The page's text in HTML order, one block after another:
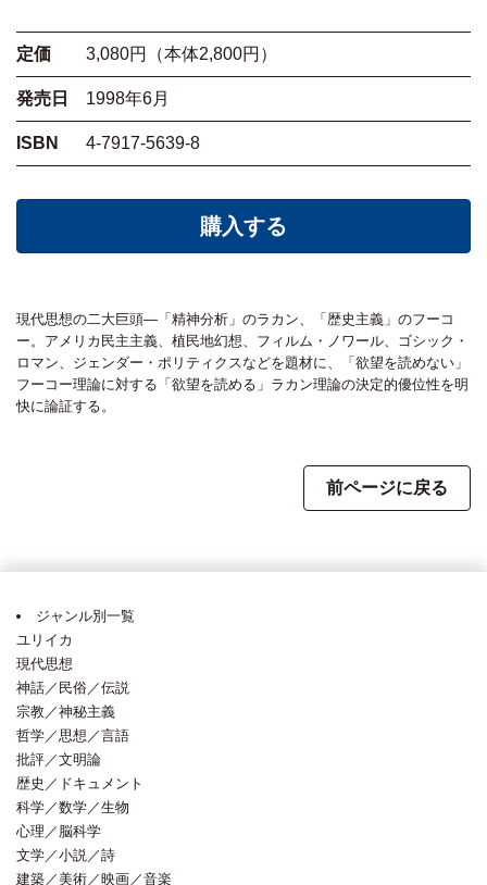
定価 3,080円（本体2,800円）
発売日 1998年6月
ISBN 4-7917-5639-8
購入する
現代思想の二大巨頭―「精神分析」のラカン、「歴史主義」のフーコ
ー。アメリカ民主主義、植民地幻想、フィルム・ノワール、ゴシック・
ロマン、ジェンダー・ポリティクスなどを題材に、「欲望を読めない」
フーコー理論に対する「欲望を読める」ラカン理論の決定的優位性を明
快に論証する。
前ページに戻る
ジャンル別一覧
ユリイカ
現代思想
神話／民俗／伝説
宗教／神秘主義
哲学／思想／言語
批評／文明論
歴史／ドキュメント
科学／数学／生物
心理／脳科学
文学／小説／詩
建築／美術／映画／音楽